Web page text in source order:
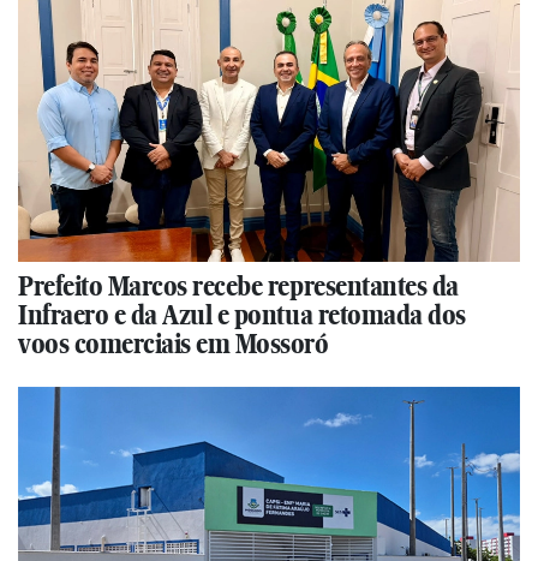
Prefeito Marcos recebe representantes da
Infraero e da Azul e pontua retomada dos
voos comerciais em Mossoró